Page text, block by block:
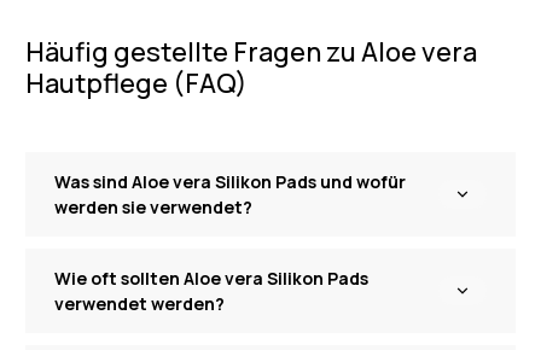
Häufig gestellte Fragen zu Aloe vera
Hautpflege (FAQ)
Was sind Aloe vera Silikon Pads und wofür
werden sie verwendet?
Wie oft sollten Aloe vera Silikon Pads
verwendet werden?